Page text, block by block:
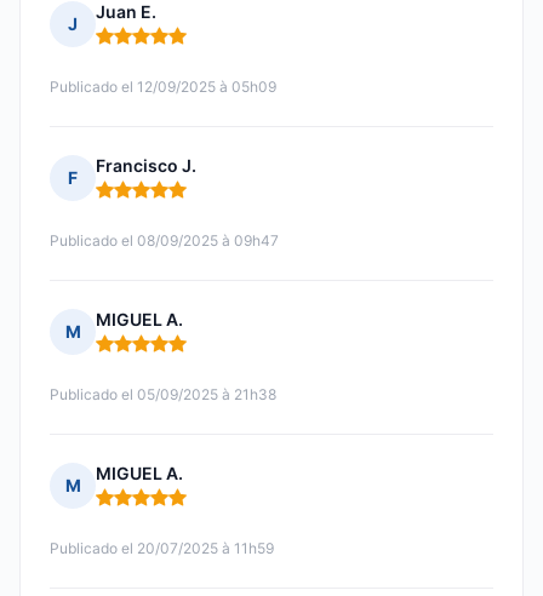
J
Juan E.
Nota: 5 de 5
Publicado el 12/09/2025 à 05h09
F
Francisco J.
Nota: 5 de 5
Publicado el 08/09/2025 à 09h47
M
MIGUEL A.
Nota: 5 de 5
Publicado el 05/09/2025 à 21h38
M
MIGUEL A.
Nota: 5 de 5
Publicado el 20/07/2025 à 11h59